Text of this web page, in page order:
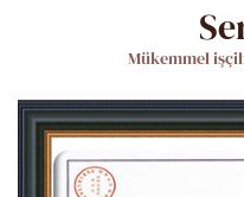
Mükemmel